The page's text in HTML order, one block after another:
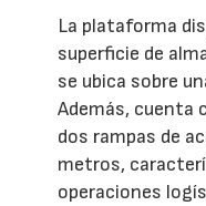
La plataforma
superficie de
se ubica sobre
Además, cuenta
dos rampas de
metros,
operaciones